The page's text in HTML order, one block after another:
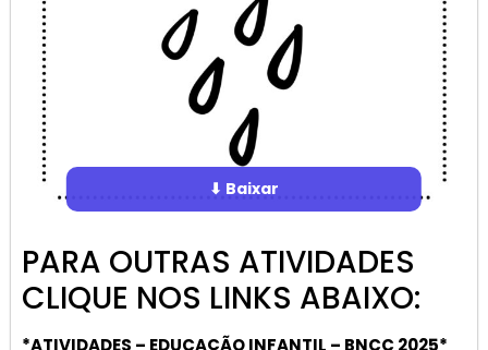
⬇ Baixar
PARA OUTRAS ATIVIDADES
CLIQUE NOS LINKS ABAIXO:
*ATIVIDADES – EDUCAÇÃO INFANTIL – BNCC 2025*